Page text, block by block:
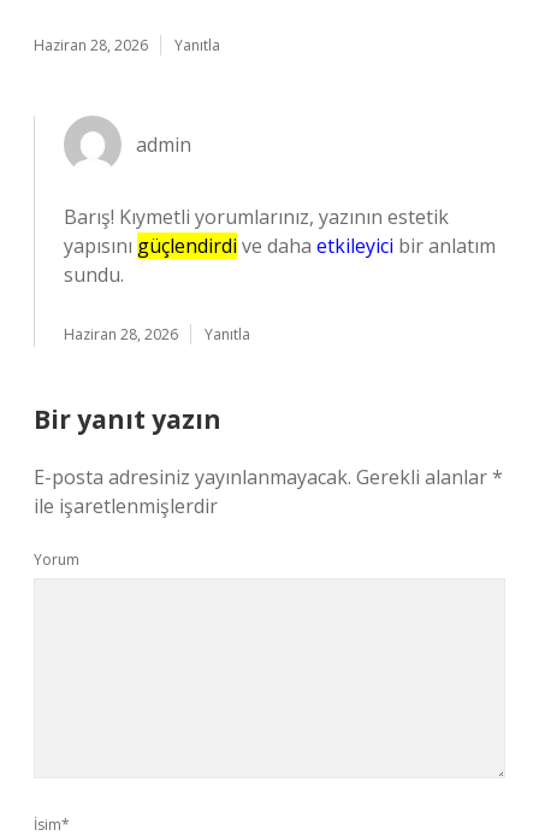
Haziran 28, 2026 Yanıtla
admin
Barış! Kıymetli yorumlarınız, yazının estetik
yapısını güçlendirdi ve daha etkileyici bir anlatım
sundu.
Haziran 28, 2026 Yanıtla
Bir yanıt yazın
E-posta adresiniz yayınlanmayacak. Gerekli alanlar*
ile işaretlenmişlerdir
Yorum
İsim*